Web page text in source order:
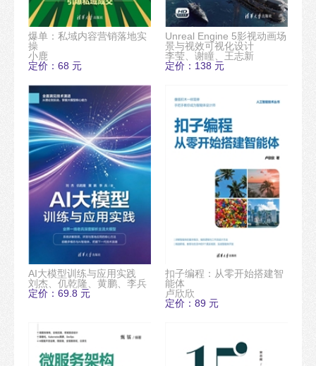
爆单：私域内容营销落地实
操
小鹿
定价：68 元
Unreal Engine 5影视动画场
景与视效可视化设计
李莹、谢瞳、王志新
定价：138 元
AI大模型训练与应用实践
刘杰、仉乾隆、黄鹏、李兵
定价：69.8 元
扣子编程：从零开始搭建智
能体
卢欣欣
定价：89 元